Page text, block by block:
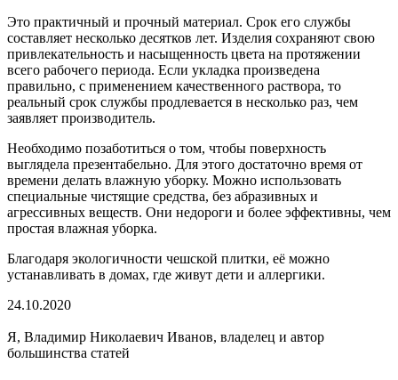
Это практичный и прочный материал. Срок его службы
составляет несколько десятков лет. Изделия сохраняют свою
привлекательность и насыщенность цвета на протяжении
всего рабочего периода. Если укладка произведена
правильно, с применением качественного раствора, то
реальный срок службы продлевается в несколько раз, чем
заявляет производитель.
Необходимо позаботиться о том, чтобы поверхность
выглядела презентабельно. Для этого достаточно время от
времени делать влажную уборку. Можно использовать
специальные чистящие средства, без абразивных и
агрессивных веществ. Они недороги и более эффективны, чем
простая влажная уборка.
Благодаря экологичности чешской плитки, её можно
устанавливать в домах, где живут дети и аллергики.
24.10.2020
Я, Владимир Николаевич Иванов, владелец и автор
большинства статей